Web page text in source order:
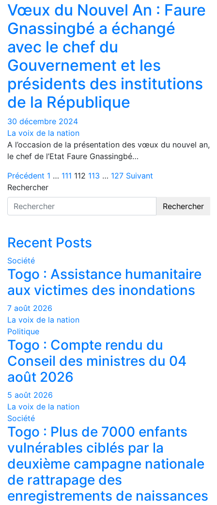
Vœux du Nouvel An : Faure
Gnassingbé a échangé
avec le chef du
Gouvernement et les
présidents des institutions
de la République
30 décembre 2024
La voix de la nation
A l’occasion de la présentation des vœux du nouvel an,
le chef de l’Etat Faure Gnassingbé…
Pagination
des
publications
Précédent 1 … 111 112 113 … 127 Suivant
Rechercher
Rechercher
Recent Posts
Société
Togo : Assistance humanitaire
aux victimes des inondations
7 août 2026
La voix de la nation
Politique
Togo : Compte rendu du
Conseil des ministres du 04
août 2026
5 août 2026
La voix de la nation
Société
Togo : Plus de 7000 enfants
vulnérables ciblés par la
deuxième campagne nationale
de rattrapage des
enregistrements de naissances